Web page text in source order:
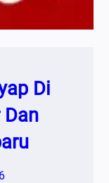
Di
Dan